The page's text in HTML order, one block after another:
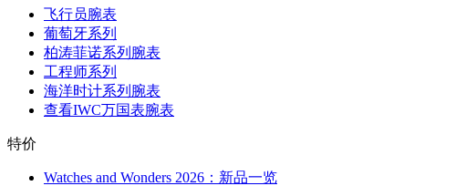
飞行员腕表
葡萄牙系列
柏涛菲诺系列腕表
工程师系列
海洋时计系列腕表
查看IWC万国表腕表
特价
Watches and Wonders 2026：新品一览